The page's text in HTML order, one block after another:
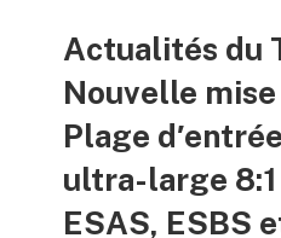
Actualités du
Nouvelle mise
Plage
ultra-large 8:1
ESAS, ESBS